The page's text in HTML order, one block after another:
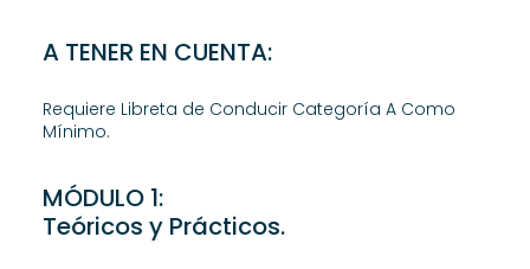
A TENER EN CUENTA:
Requiere Libreta de Conducir Categoría A Como
Mínimo.
MÓDULO 1:
Teóricos y Prácticos.